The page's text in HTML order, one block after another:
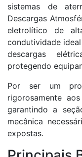
sistemas de
Descargas
eletrolítico de
condutividade
descargas
protegendo
Por ser um
rigorosamente
garantindo a
mecânica
expostas.